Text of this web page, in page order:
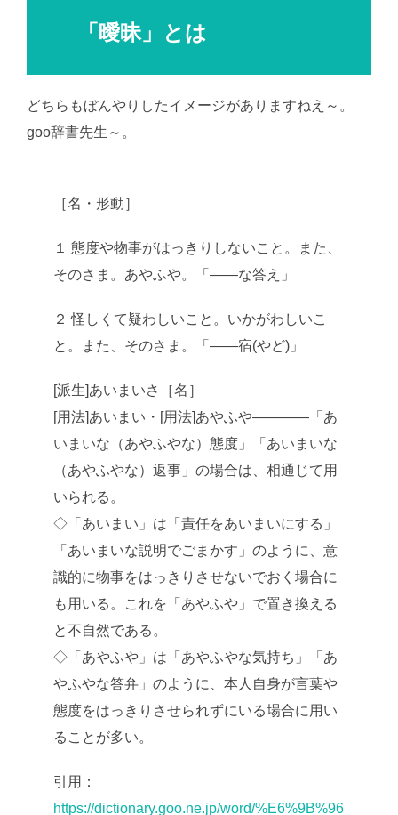
「曖昧」とは
どちらもぼんやりしたイメージがありますねえ～。
goo辞書先生～。
［名・形動］
１ 態度や物事がはっきりしないこと。また、
そのさま。あやふや。「――な答え」
２ 怪しくて疑わしいこと。いかがわしいこ
と。また、そのさま。「――宿(やど)」
[派生]あいまいさ［名］
[用法]あいまい・[用法]あやふや――――「あ
いまいな（あやふやな）態度」「あいまいな
（あやふやな）返事」の場合は、相通じて用
いられる。
◇「あいまい」は「責任をあいまいにする」
「あいまいな説明でごまかす」のように、意
識的に物事をはっきりさせないでおく場合に
も用いる。これを「あやふや」で置き換える
と不自然である。
◇「あやふや」は「あやふやな気持ち」「あ
やふやな答弁」のように、本人自身が言葉や
態度をはっきりさせられずにいる場合に用い
ることが多い。
引用：
https://dictionary.goo.ne.jp/word/%E6%9B%96